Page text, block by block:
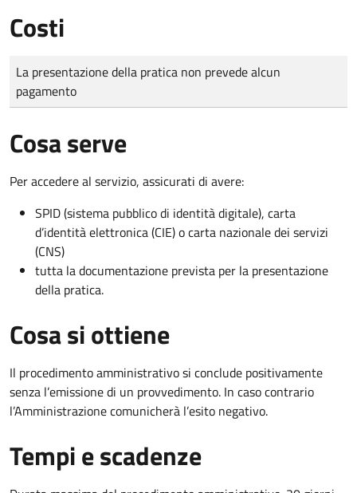
Costi
Tipo di pagamento
Importo
La presentazione della pratica non prevede alcun
pagamento
Cosa serve
Per accedere al servizio, assicurati di avere:
SPID (sistema pubblico di identità digitale), carta
d’identità elettronica (CIE) o carta nazionale dei servizi
(CNS)
tutta la documentazione prevista per la presentazione
della pratica.
Cosa si ottiene
Il procedimento amministrativo si conclude positivamente
senza l’emissione di un provvedimento. In caso contrario
l’Amministrazione comunicherà l’esito negativo.
Tempi e scadenze